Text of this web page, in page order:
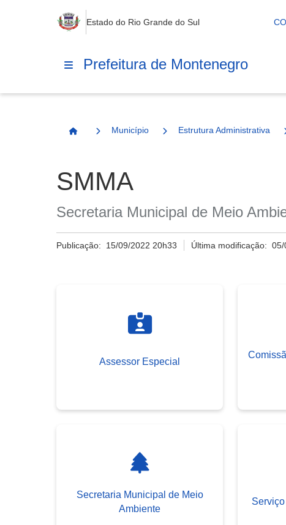
Estado do Rio Grande do Sul
Prefeitura de Montenegro
Página Inicial
Município Estrutura Administrativa
SMMA
Secretaria Municipal de Meio
Publicação: 15/09/2022 20h33 Última modificação:05/
Assessor Especial
Secretaria Municipal de Meio
Ambiente